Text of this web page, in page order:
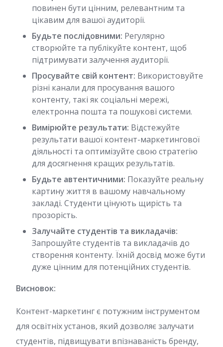
повинен бути цінним, релевантним та
цікавим для вашої аудиторії.
Будьте послідовними: Регулярно
створюйте та публікуйте контент, щоб
підтримувати залучення аудиторії.
Просувайте свій контент: Використовуйте
різні канали для просування вашого
контенту, такі як соціальні мережі,
електронна пошта та пошукові системи.
Вимірюйте результати: Відстежуйте
результати вашої контент-маркетингової
діяльності та оптимізуйте свою стратегію
для досягнення кращих результатів.
Будьте автентичними: Показуйте реальну
картину життя в вашому навчальному
закладі. Студенти цінують щирість та
прозорість.
Залучайте студентів та викладачів:
Запрошуйте студентів та викладачів до
створення контенту. Їхній досвід може бути
дуже цінним для потенційних студентів.
Висновок:
Контент-маркетинг є потужним інструментом
для освітніх установ, який дозволяє залучати
студентів, підвищувати впізнаваність бренду,